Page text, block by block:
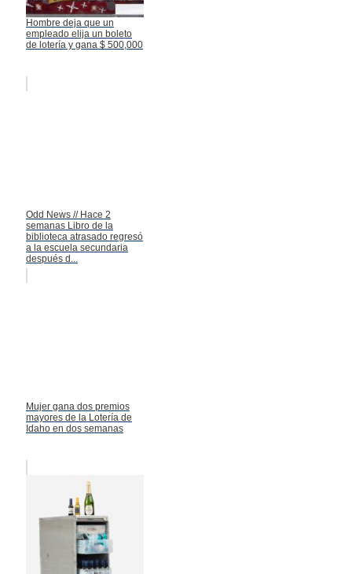
Hombre deja que un
empleado elija un boleto
de lotería y gana $ 500,000
Odd News // Hace 2
semanas Libro de la
biblioteca atrasado regresó
a la escuela secundaria
después d...
Mujer gana dos premios
mayores de la Lotería de
Idaho en dos semanas